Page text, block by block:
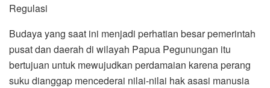
Regulasi
Budaya yang saat ini menjadi perhatian besar pemerintah
pusat dan daerah di wilayah Papua Pegunungan itu
bertujuan untuk mewujudkan perdamaian karena perang
suku dianggap mencederai nilai-nilai hak asasi manusia